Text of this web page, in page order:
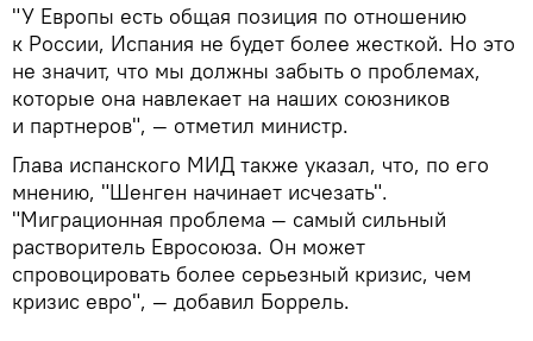
"У Европы есть общая позиция по отношению
к России, Испания не будет более жесткой. Но это
не значит, что мы должны забыть о проблемах,
которые она навлекает на наших союзников
и партнеров", — отметил министр.
Глава испанского МИД также указал, что, по его
мнению, "Шенген начинает исчезать".
"Миграционная проблема — самый сильный
растворитель Евросоюза. Он может
спровоцировать более серьезный кризис, чем
кризис евро", — добавил Боррель.